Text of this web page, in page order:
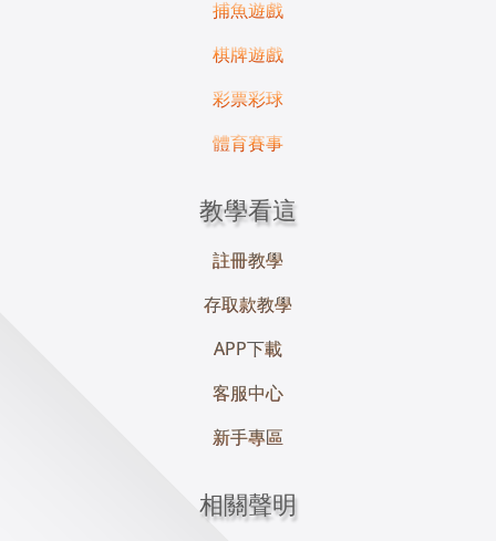
捕魚遊戲
棋牌遊戲
彩票彩球
體育賽事
教學看這
註冊教學
存取款教學
APP下載
客服中心
新手專區
相關聲明